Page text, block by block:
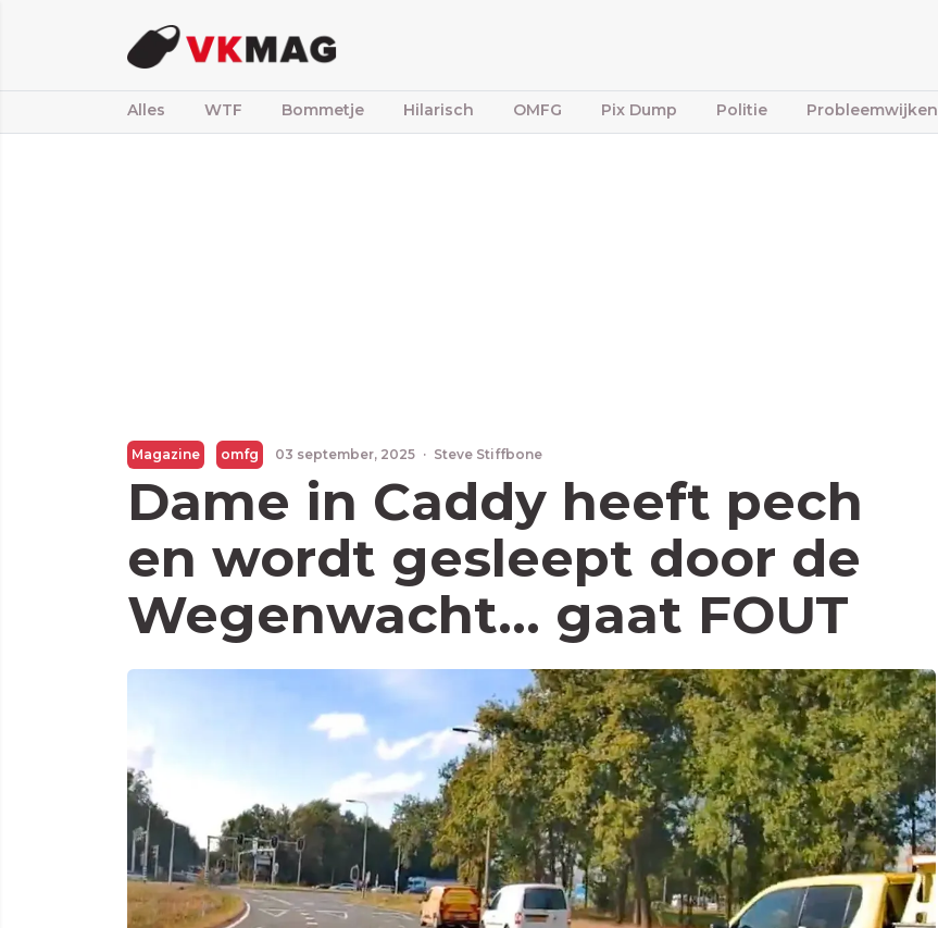
Alles WTF Bommetje Hilarisch OMFG Pix Dump Politie Probleemwijken
Magazine omfg 03 september, 2025 · Steve Stiffbone
Dame in Caddy heeft pech
en wordt gesleept door de
Wegenwacht... gaat FOUT